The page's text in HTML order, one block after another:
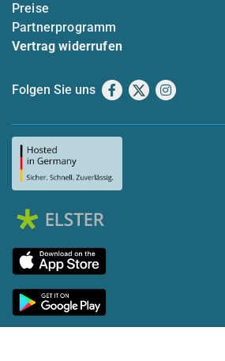
Preise
Partnerprogramm
Vertrag widerrufen
Folgen Sie uns Facebook
X Instagram